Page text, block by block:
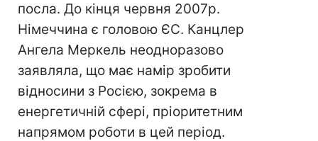
посла. До кінця червня 2007р.
Німеччина є головою ЄС. Канцлер
Ангела Меркель неодноразово
заявляла, що має намір зробити
відносини з Росією, зокрема в
енергетичній сфері, пріоритетним
напрямом роботи в цей період.